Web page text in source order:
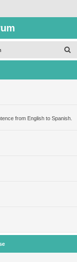
u
from English to Spanish.